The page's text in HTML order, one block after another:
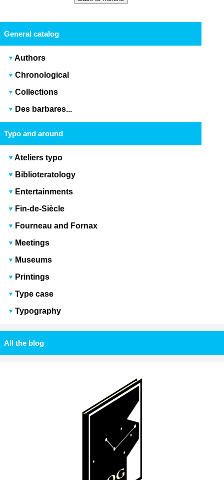
General catalog
Authors
Chronological
Collections
Des barbares...
Typo and around
Ateliers typo
Biblioteratology
Entertainments
Fin-de-Siècle
Fourneau and Fornax
Meetings
Museums
Printings
Type case
Typography
All the blog